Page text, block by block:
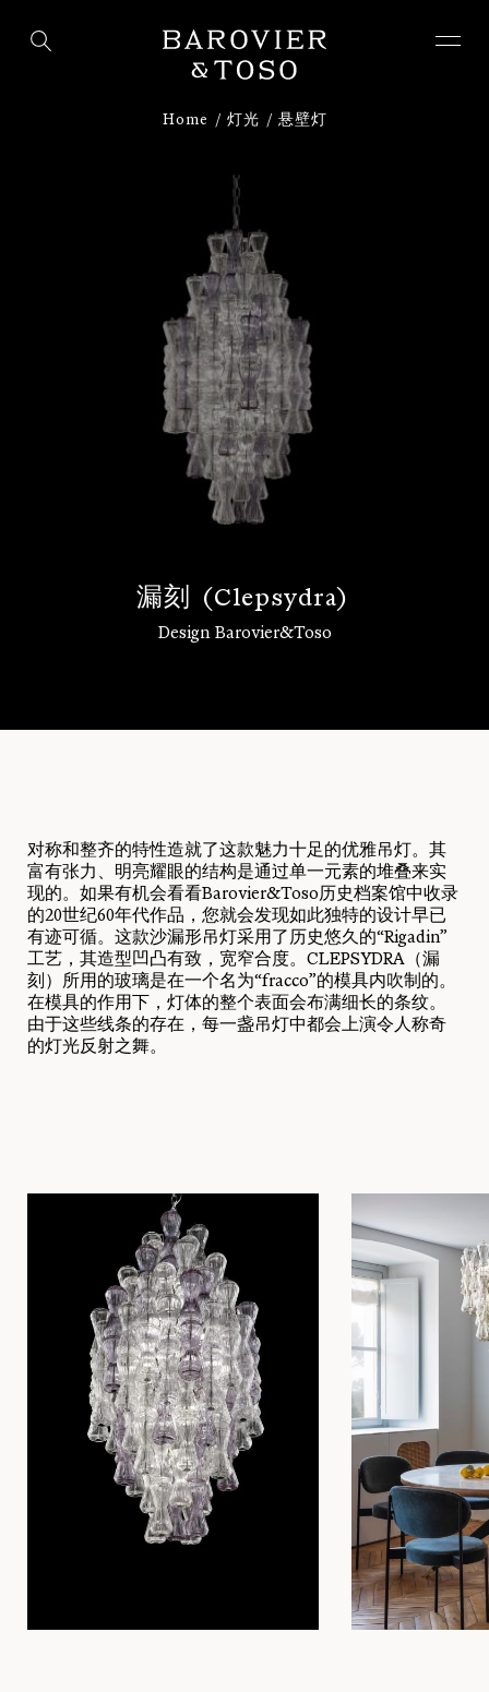
Home 灯光 悬壁灯
漏刻 (Clepsydra)
Design Barovier&Toso
对称和整齐的特性造就了这款魅力十足的优雅吊灯。其
富有张力、明亮耀眼的结构是通过单一元素的堆叠来实
现的。如果有机会看看Barovier&Toso历史档案馆中收录
的20世纪60年代作品，您就会发现如此独特的设计早已
有迹可循。这款沙漏形吊灯采用了历史悠久的“Rigadin”
工艺，其造型凹凸有致，宽窄合度。CLEPSYDRA（漏
刻）所用的玻璃是在一个名为“fracco”的模具内吹制的。
在模具的作用下，灯体的整个表面会布满细长的条纹。
由于这些线条的存在，每一盏吊灯中都会上演令人称奇
的灯光反射之舞。
下载